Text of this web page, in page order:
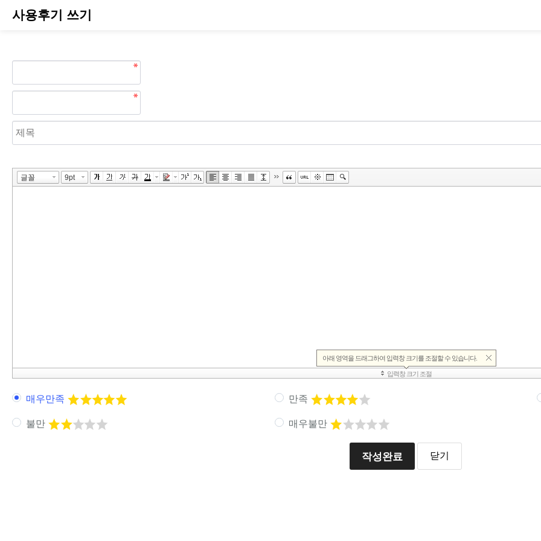
사용후기 쓰기
매우만족 만족
불만 매우불만
작성완료 닫기